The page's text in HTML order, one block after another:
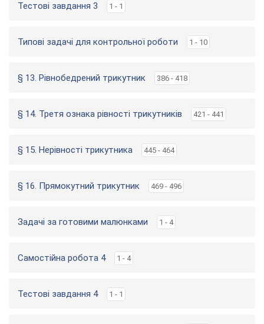
Тестові завдання 3 1 - 1
Типові задачі для контрольної роботи 1 - 10
§ 13. Рівнобедрений трикутник 386 - 418
§ 14. Третя ознака рівності трикутників 421 - 441
§ 15. Нерівності трикутника 445 - 464
§ 16. Прямокутний трикутник 469 - 496
Задачі за готовими малюнками 1 - 4
Самостійна робота 4 1 - 4
Тестові завдання 4 1 - 1